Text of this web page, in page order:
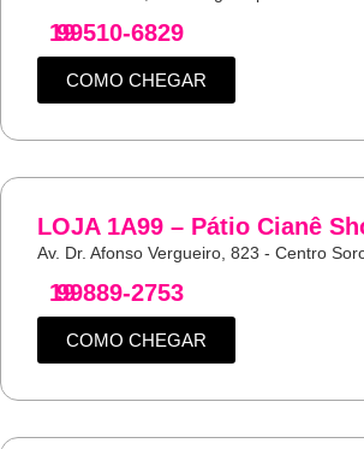
19
99510-6829
COMO CHEGAR
LOJA 1A99 – Pátio Cianê
Av. Dr. Afonso Vergueiro, 823 - Centro
19
99889-2753
COMO CHEGAR